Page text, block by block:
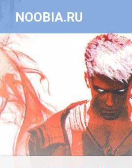
NOOBIA.RU